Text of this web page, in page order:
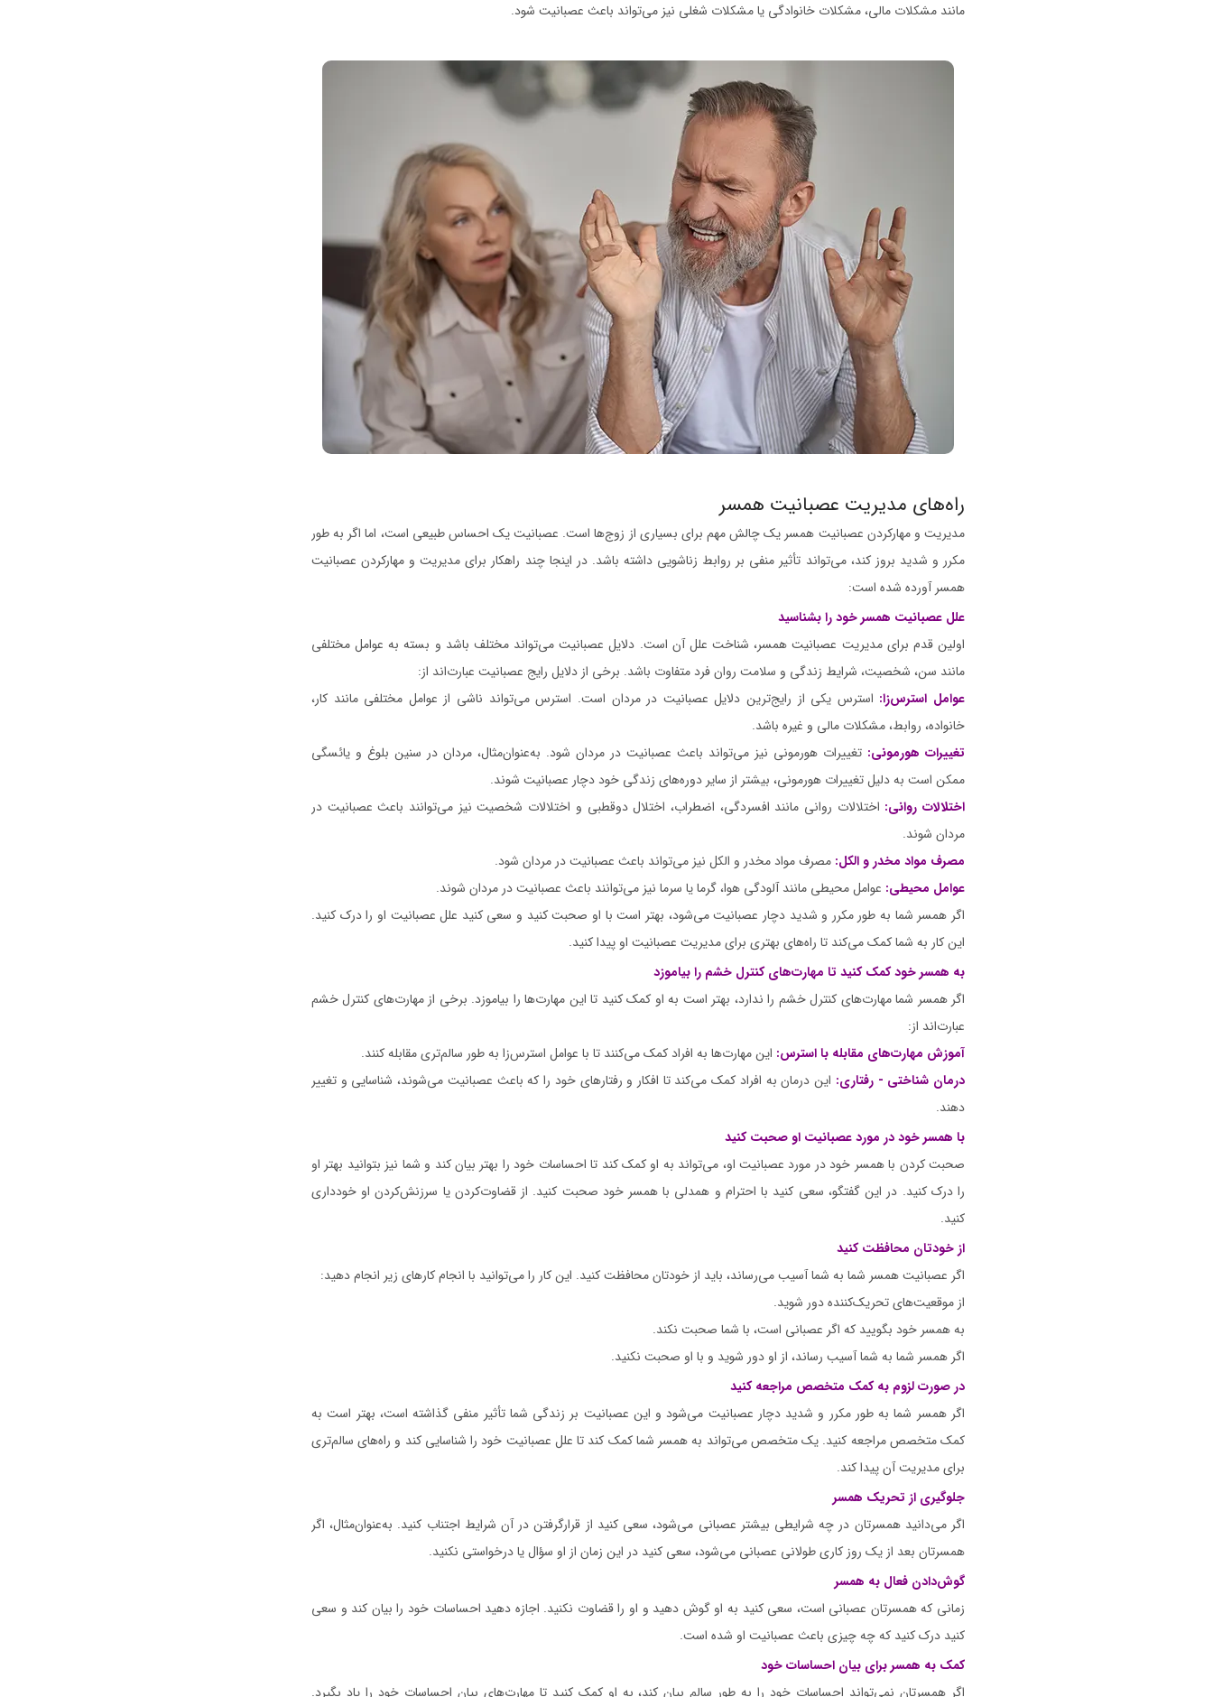
مانند مشکلات مالی، مشکلات خانوادگی یا مشکلات شغلی نیز می‌تواند باعث عصبانیت شود.
راه‌های مدیریت عصبانیت همسر
مدیریت و مهارکردن عصبانیت همسر یک چالش مهم برای بسیاری از زوج‌ها است. عصبانیت یک احساس طبیعی است، اما اگر به طور
مکرر و شدید بروز کند، می‌تواند تأثیر منفی بر روابط زناشویی داشته باشد. در اینجا چند راهکار برای مدیریت و مهارکردن عصبانیت
همسر آورده شده است:
علل عصبانیت همسر خود را بشناسید
اولین قدم برای مدیریت عصبانیت همسر، شناخت علل آن است. دلایل عصبانیت می‌تواند مختلف باشد و بسته به عوامل مختلفی
مانند سن، شخصیت، شرایط زندگی و سلامت روان فرد متفاوت باشد. برخی از دلایل رایج عصبانیت عبارت‌اند از:
عوامل استرس‌زا: استرس یکی از رایج‌ترین دلایل عصبانیت در مردان است. استرس می‌تواند ناشی از عوامل مختلفی مانند کار،
خانواده، روابط، مشکلات مالی و غیره باشد.
تغییرات هورمونی: تغییرات هورمونی نیز می‌تواند باعث عصبانیت در مردان شود. به‌عنوان‌مثال، مردان در سنین بلوغ و یائسگی
ممکن است به دلیل تغییرات هورمونی، بیشتر از سایر دوره‌های زندگی خود دچار عصبانیت شوند.
اختلالات روانی: اختلالات روانی مانند افسردگی، اضطراب، اختلال دوقطبی و اختلالات شخصیت نیز می‌توانند باعث عصبانیت در
مردان شوند.
مصرف مواد مخدر و الکل: مصرف مواد مخدر و الکل نیز می‌تواند باعث عصبانیت در مردان شود.
عوامل محیطی: عوامل محیطی مانند آلودگی هوا، گرما یا سرما نیز می‌توانند باعث عصبانیت در مردان شوند.
اگر همسر شما به طور مکرر و شدید دچار عصبانیت می‌شود، بهتر است با او صحبت کنید و سعی کنید علل عصبانیت او را درک کنید.
این کار به شما کمک می‌کند تا راه‌های بهتری برای مدیریت عصبانیت او پیدا کنید.
به همسر خود کمک کنید تا مهارت‌های کنترل خشم را بیاموزد
اگر همسر شما مهارت‌های کنترل خشم را ندارد، بهتر است به او کمک کنید تا این مهارت‌ها را بیاموزد. برخی از مهارت‌های کنترل خشم
عبارت‌اند از:
آموزش مهارت‌های مقابله با استرس: این مهارت‌ها به افراد کمک می‌کنند تا با عوامل استرس‌زا به طور سالم‌تری مقابله کنند.
درمان شناختی - رفتاری: این درمان به افراد کمک می‌کند تا افکار و رفتارهای خود را که باعث عصبانیت می‌شوند، شناسایی و تغییر
دهند.
با همسر خود در مورد عصبانیت او صحبت کنید
صحبت کردن با همسر خود در مورد عصبانیت او، می‌تواند به او کمک کند تا احساسات خود را بهتر بیان کند و شما نیز بتوانید بهتر او
را درک کنید. در این گفتگو، سعی کنید با احترام و همدلی با همسر خود صحبت کنید. از قضاوت‌کردن یا سرزنش‌کردن او خودداری
کنید.
از خودتان محافظت کنید
اگر عصبانیت همسر شما به شما آسیب می‌رساند، باید از خودتان محافظت کنید. این کار را می‌توانید با انجام کارهای زیر انجام دهید:
از موقعیت‌های تحریک‌کننده دور شوید.
به همسر خود بگویید که اگر عصبانی است، با شما صحبت نکند.
اگر همسر شما به شما آسیب رساند، از او دور شوید و با او صحبت نکنید.
در صورت لزوم به کمک متخصص مراجعه کنید
اگر همسر شما به طور مکرر و شدید دچار عصبانیت می‌شود و این عصبانیت بر زندگی شما تأثیر منفی گذاشته است، بهتر است به
کمک متخصص مراجعه کنید. یک متخصص می‌تواند به همسر شما کمک کند تا علل عصبانیت خود را شناسایی کند و راه‌های سالم‌تری
برای مدیریت آن پیدا کند.
جلوگیری از تحریک همسر
اگر می‌دانید همسرتان در چه شرایطی بیشتر عصبانی می‌شود، سعی کنید از قرارگرفتن در آن شرایط اجتناب کنید. به‌عنوان‌مثال، اگر
همسرتان بعد از یک روز کاری طولانی عصبانی می‌شود، سعی کنید در این زمان از او سؤال یا درخواستی نکنید.
گوش‌دادن فعال به همسر
زمانی که همسرتان عصبانی است، سعی کنید به او گوش دهید و او را قضاوت نکنید. اجازه دهید احساسات خود را بیان کند و سعی
کنید درک کنید که چه چیزی باعث عصبانیت او شده است.
کمک به همسر برای بیان احساسات خود
اگر همسرتان نمی‌تواند احساسات خود را به طور سالم بیان کند، به او کمک کنید تا مهارت‌های بیان احساسات خود را یاد بگیرد.